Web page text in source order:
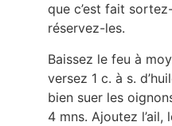
que c’est fait
réservez-les.
Baissez le feu à
versez 1 c. à s.
bien suer les
4 mns. Ajoutez l’ail,